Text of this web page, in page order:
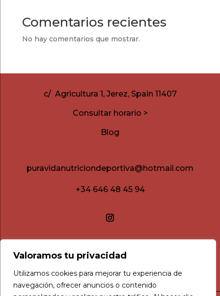
Valoramos tu privacidad
Utilizamos cookies para mejorar tu experiencia de
navegación, ofrecer anuncios o contenido
Comentarios recientes
No hay comentarios que mostrar.
c/ Agricultura 1, Jerez, Spain 11407
Consultar horario >
Blog
puravidanutriciondeportiva@hotmail.com
+34 646 48 45 94